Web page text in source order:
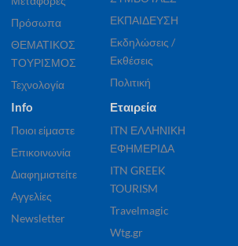
Πρόσωπα
ΘΕΜΑΤΙΚΟΣ
ΤΟΥΡΙΣΜΟΣ
Τεχνολογία
ΕΚΠΑΙΔΕΥΣΗ
Εκδηλώσεις /
Εκθέσεις
Πολιτική
Info
Ποιοι είμαστε
Επικοινωνία
Διαφημιστείτε
Αγγελίες
Newsletter
Εταιρεία
ITN ΕΛΛΗΝΙΚΗ
ΕΦΗΜΕΡΙΔΑ
ITN GREEK
TOURISM
Travelmagic
Wtg.gr